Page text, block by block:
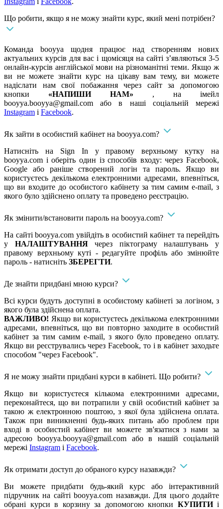
Що робити, якщо я не можу знайти курс, який мені потрібен?
Команда booyya щодня працює над створенням нових
актуальних курсів для вас і щомісяця на сайті з’являються 3-5
онлайн-курсів англійської мови на різноманітні теми. Якщо ж
ви не можете знайти курс на цікаву вам тему, ви можете
надіслати нам свої побажання через сайт за допомогою
кнопки «НАПИШИ НАМ» , на імейл
booyya.booyya@gmail.com або в наші соціальній мережі
Instagram і Facebook.
Як зайти в особистий кабінет на booyya.com?
Натисніть на Sign In у правому верхньому кутку на
booyya.com і оберіть один із способів входу: через Facebook,
Google або раніше створений логін та пароль. Якщо ви
користуєтесь декількома електронними адресами, впевніться,
що ви входите до особистого кабінету за тим самим e-mail, з
якого було здійснено оплату та проведено реєстрацію.
Як змінити/встановити пароль на booyya.com?
На сайті booyya.com увійдіть в особистий кабінет та перейдіть
у НАЛАШТУВАННЯчерез піктограму налаштувань у
правому верхньому куті - редагуйте профіль або змінюйте
пароль - натисніть ЗБЕРЕГТИ.
Де знайти придбані мною курси?
Всі курси будуть доступні в особистому кабінеті за логіном, з
якого була здійснена оплата.
ВАЖЛИВО! Якщо ви користуєтесь декількома електронними
адресами, впевніться, що ви повторно заходите в особистий
кабінет за тим самим e-mail, з якого було проведено оплату.
Якщо ви реєструвались через Facebook, то і в кабінет заходьте
способом "через Facebook".
Я не можу знайти придбані курси в кабінеті. Що робити?
Якщо ви користуєтеся кількома електронними адресами,
переконайтеся, що ви потрапили у свій особистий кабінет за
такою ж електронною поштою, з якої була здійснена оплата.
Також при виникненні будь-яких питань або проблем при
вході в особистий кабінет ви можете зв'язатися з нами за
адресоюbooyya.booyya@gmail.com або в нашій соціальній
мережі Instagram і Facebook.
Як отримати доступ до обраного курсу назавжди?
Ви можете придбати будь-який курс або інтерактивний
підручник на сайті booyya.com назавжди. Для цього додайте
обрані курси в корзину за допомогою кнопки КУПИТИі